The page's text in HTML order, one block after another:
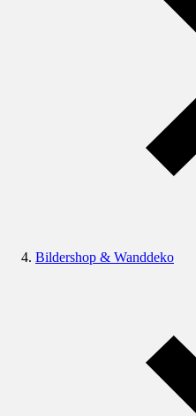
Bildershop & Wanddeko